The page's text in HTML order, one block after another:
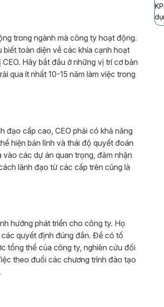
trong ngành mà công ty hoạt động.
toàn diện về các khía cạnh hoạt
Hãy bắt đầu ở những vị trí cơ bản
qua ít nhất 10-15 năm làm việc trong
đạo cấp cao, CEO phải có khả năng
hiện bản lĩnh và thái độ quyết đoán
các dự án quan trọng, đảm nhận
lãnh đạo từ các cấp trên cũng là
hướng phát triển cho công ty. Họ
quyết định đúng đắn. Để có tố
tổng thể của công ty, nghiên cứu đối
theo đuổi các chương trình đào tạo